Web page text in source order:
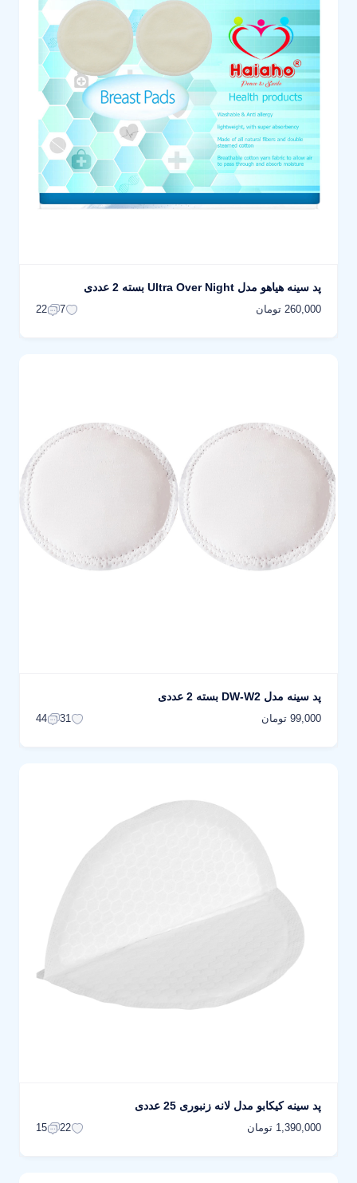
پد سینه هیاهو مدل Ultra Over Night بسته 2 عددی
260,000 تومان 7
22
پد سینه مدل DW-W2 بسته 2 عددی
99,000 تومان 31
44
پد سینه کیکابو مدل لانه زنبوری 25 عددی
1,390,000 تومان 22
15